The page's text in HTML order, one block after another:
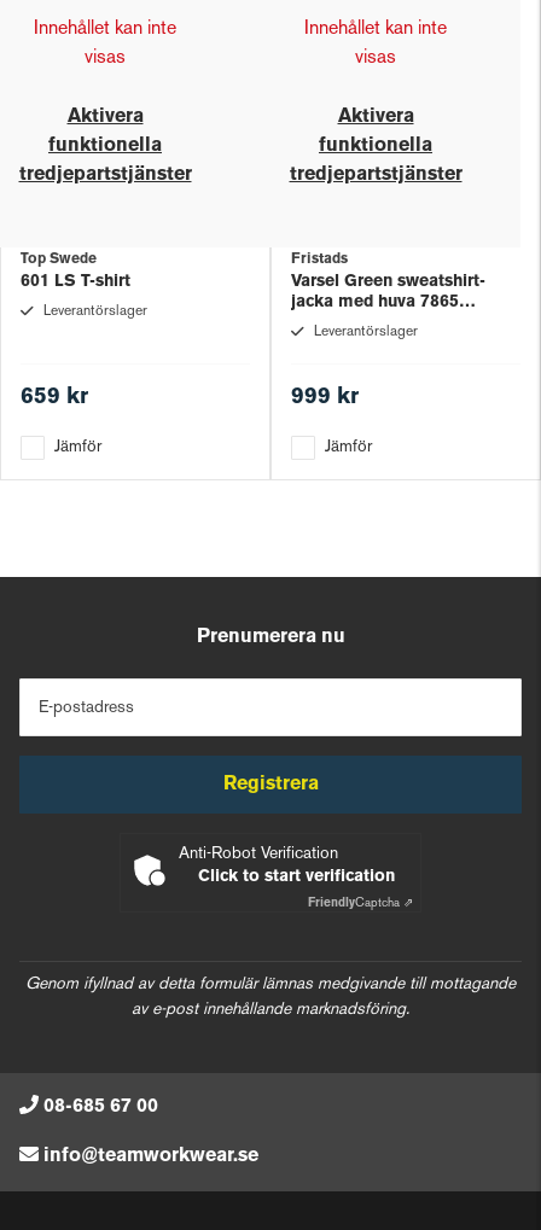
Innehållet kan inte
visas
Aktivera
funktionella
tredjepartstjänster
Top Swede
601 LS T-shirt
Leverantörslager
659 kr
Jämför
Innehållet kan inte
visas
Aktivera
funktionella
tredjepartstjänster
Fristads
Varsel Green sweatshirt-
jacka med huva 7865
GPSW, klass 3
Leverantörslager
999 kr
Jämför
Prenumerera nu
E-postadress
Registrera
Anti-Robot Verification
Click to start verification
FriendlyCaptcha ⇗
Genom ifyllnad av detta formulär lämnas medgivande till mottagande
av e-post innehållande marknadsföring.
08-685 67 00
info@teamworkwear.se